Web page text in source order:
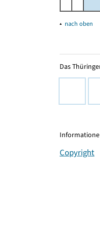
▴ nach oben
Das
Copyright